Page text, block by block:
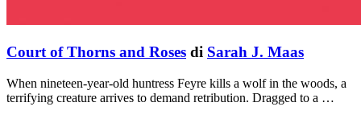
Court of Thorns and Roses di Sarah J. Maas
When nineteen-year-old huntress Feyre kills a wolf in the woods, a
terrifying creature arrives to demand retribution. Dragged to a …